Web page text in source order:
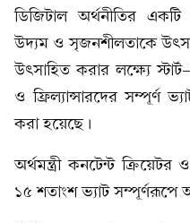
ডিজিটাল অর্থনীতির
উদ্যম ও সৃজনশীলতাকে
উৎসাহিত করার লক্ষ্যে
ও ফ্রিল্যান্সারদের সম্পূর্ণ
করা হয়েছে।
অর্থমন্ত্রী কনটেন্ট
১৫ শতাংশ ভ্যাট সম্পূর্ণরূপে